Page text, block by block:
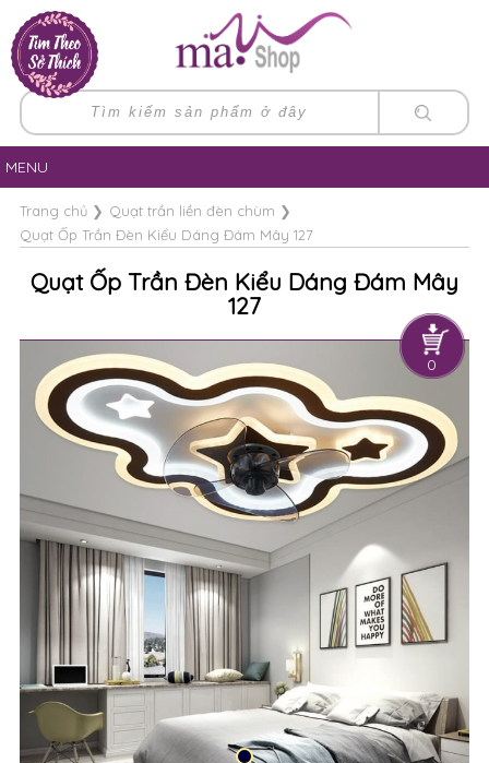
0
MENU
Trang chủ❯ Quạt trần liền đèn chùm ❯
Quạt Ốp Trần Đèn Kiểu Dáng Đám Mây 127
Quạt Ốp Trần Đèn Kiểu Dáng Đám Mây
127